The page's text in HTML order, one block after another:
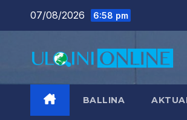
07/08/2026 6:58 pm
BALLINA